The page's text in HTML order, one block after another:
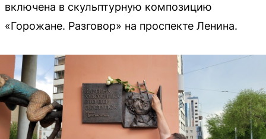
включена в скульптурную композицию
«Горожане. Разговор» на проспекте Ленина.